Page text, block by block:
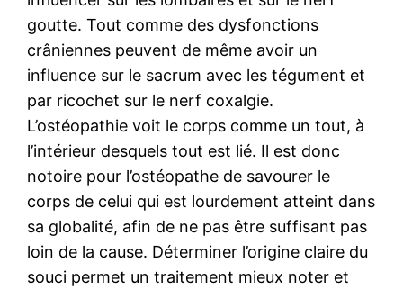
goutte. Tout comme des dysfonctions
crâniennes peuvent de même avoir un
influence sur le sacrum avec les tégument et
par ricochet sur le nerf coxalgie.
L’ostéopathie voit le corps comme un tout, à
l’intérieur desquels tout est lié. Il est donc
notoire pour l’ostéopathe de savourer le
corps de celui qui est lourdement atteint dans
sa globalité, afin de ne pas être suffisant pas
loin de la cause. Déterminer l’origine claire du
souci permet un traitement mieux noter et